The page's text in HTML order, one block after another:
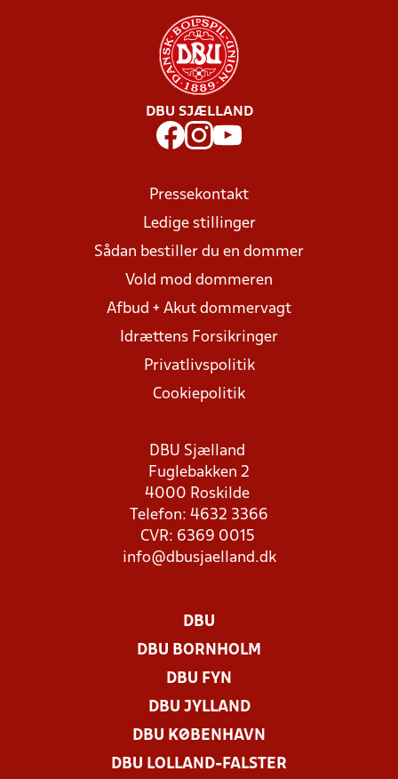
DBU SJÆLLAND
Pressekontakt
Ledige stillinger
Sådan bestiller du en dommer
Vold mod dommeren
Afbud + Akut dommervagt
Idrættens Forsikringer
Privatlivspolitik
Cookiepolitik
DBU Sjælland
Fuglebakken 2
4000 Roskilde
Telefon: 4632 3366
CVR: 6369 0015
info@dbusjaelland.dk
DBU
DBU BORNHOLM
DBU FYN
DBU JYLLAND
DBU KØBENHAVN
DBU LOLLAND-FALSTER